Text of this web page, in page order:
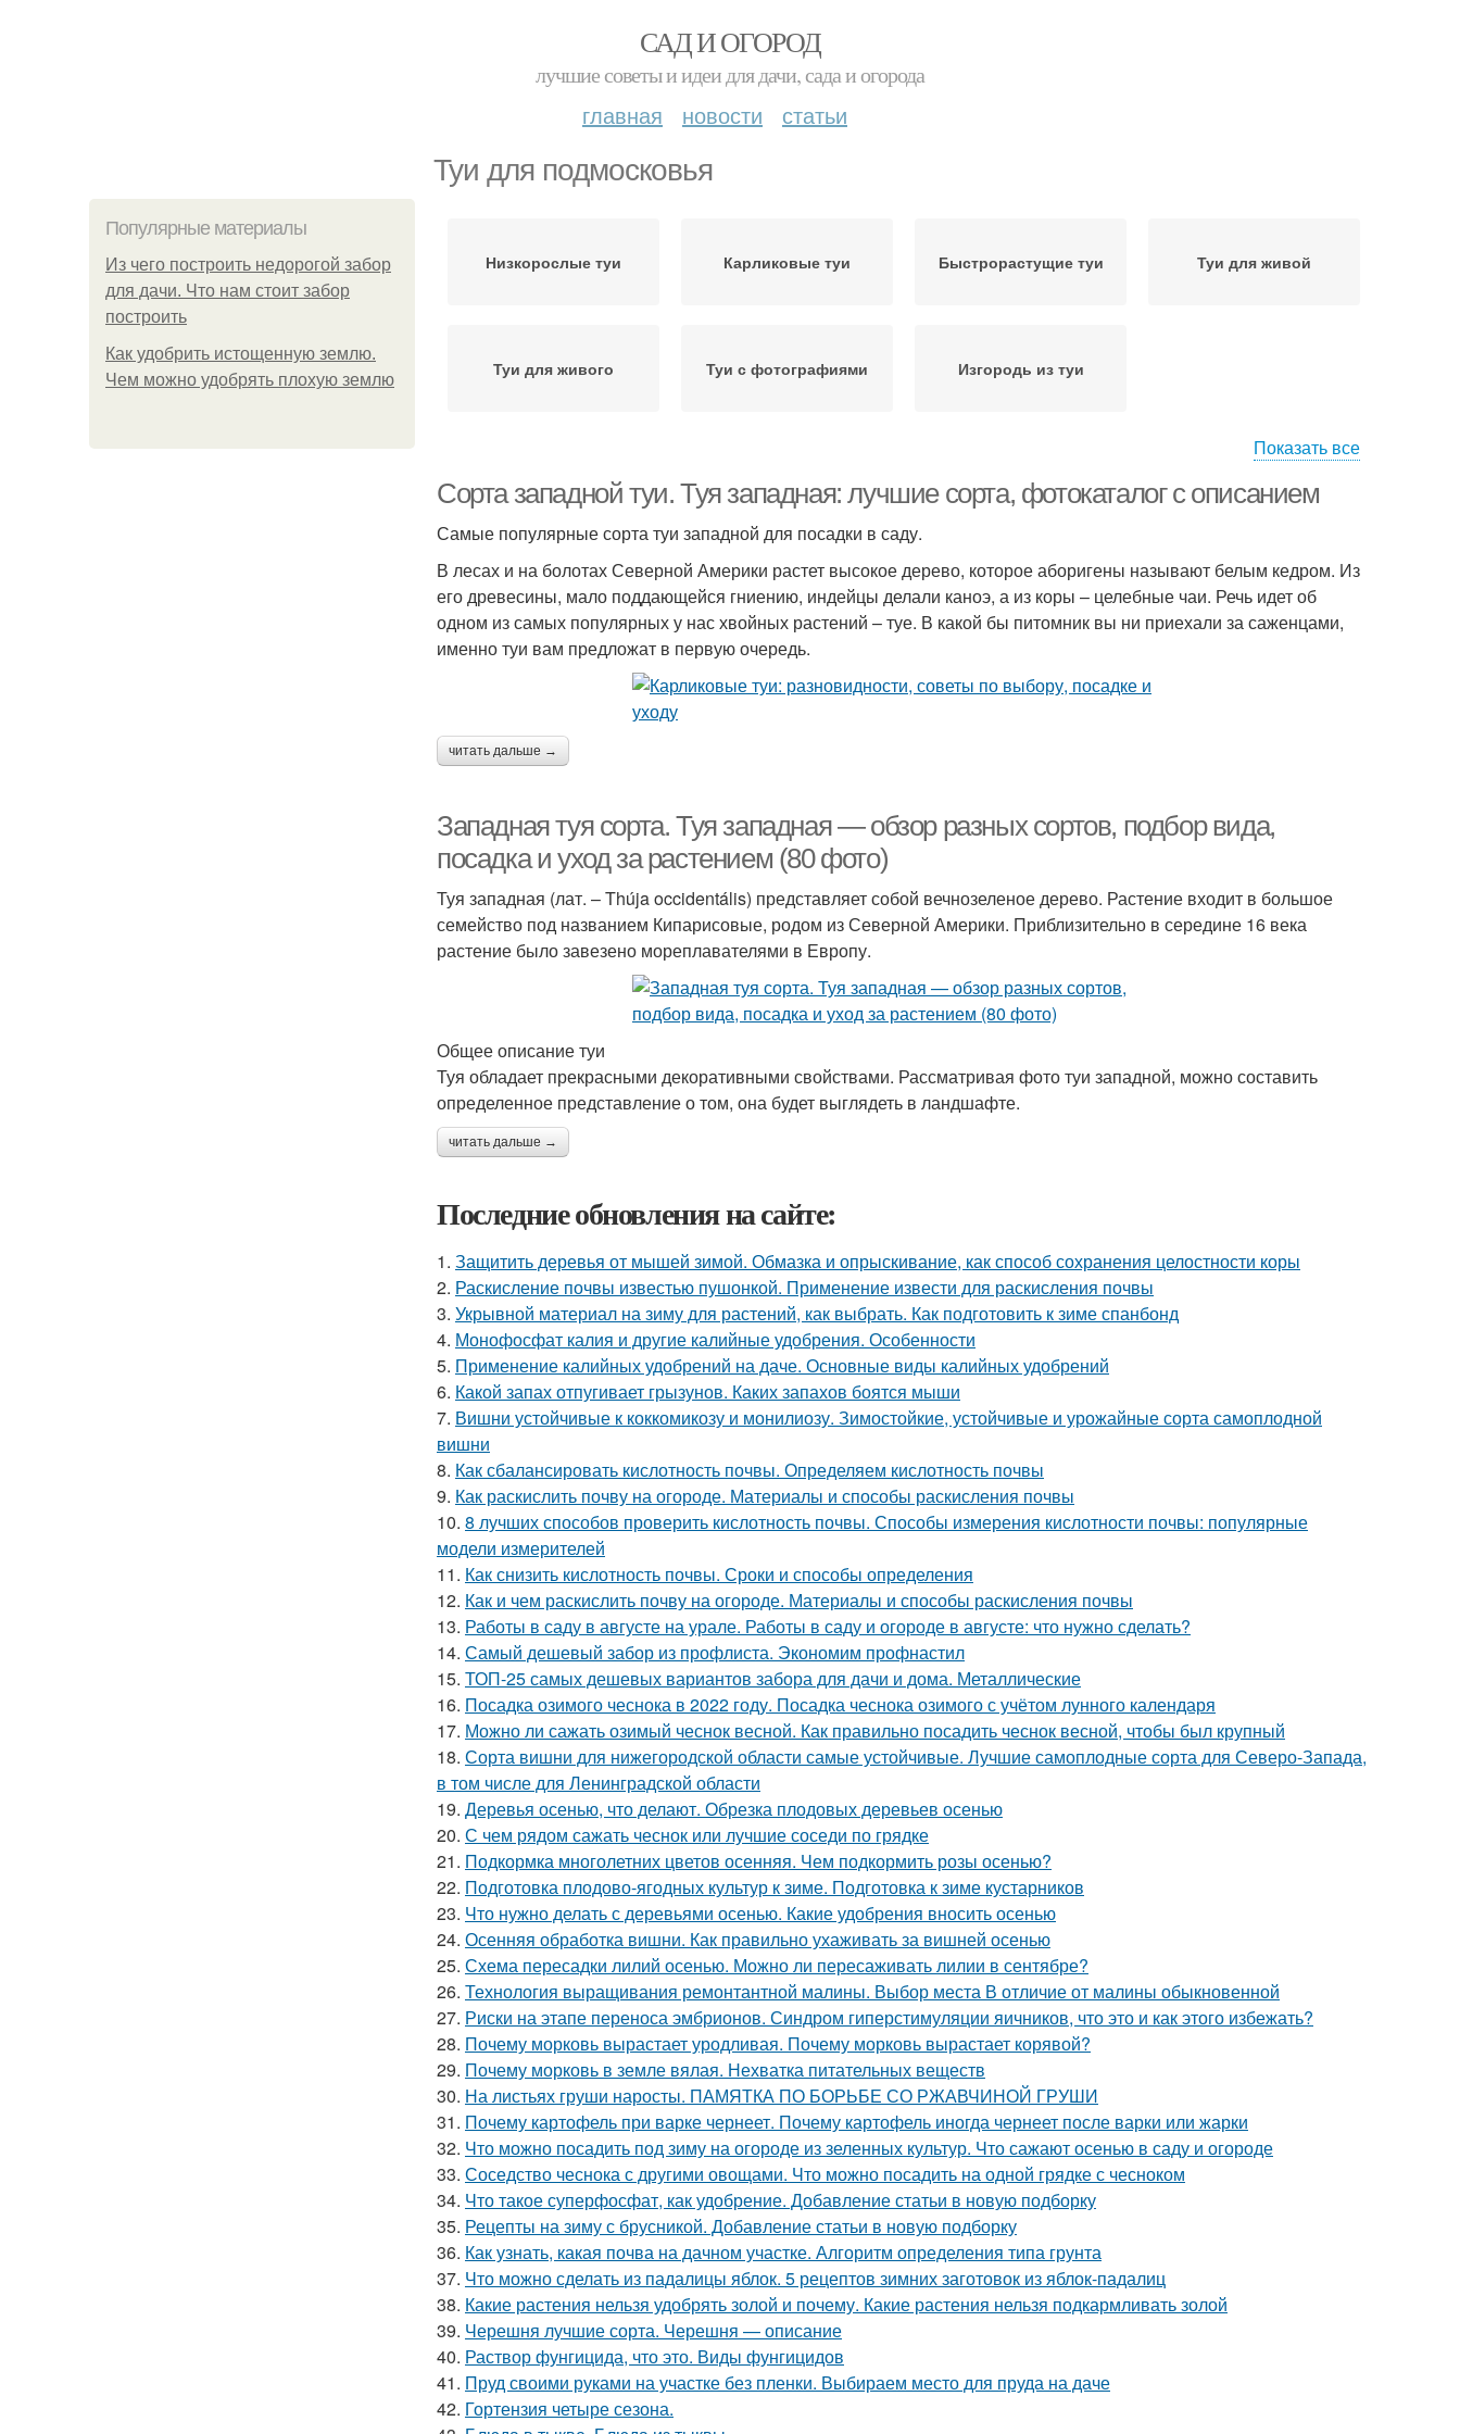
САД И ОГОРОД
лучшие советы и идеи для дачи, сада и огорода
главная новости статьи
Туи для подмосковья
Популярные материалы
Из чего построить недорогой забор
для дачи. Что нам стоит забор
построить
Как удобрить истощенную землю.
Чем можно удобрять плохую землю
Низкорослые туи Карликовые туи Быстрорастущие туи Туи для живой
Туи для живого Туи с фотографиями Изгородь из туи
Показать все
Сорта западной туи. Туя западная: лучшие сорта, фотокаталог с описанием
Самые популярные сорта туи западной для посадки в саду.
В лесах и на болотах Северной Америки растет высокое дерево, которое аборигены называют белым кедром. Из
его древесины, мало поддающейся гниению, индейцы делали каноэ, а из коры – целебные чаи. Речь идет об
одном из самых популярных у нас хвойных растений – туе. В какой бы питомник вы ни приехали за саженцами,
именно туи вам предложат в первую очередь.
читать дальше →
Западная туя сорта. Туя западная — обзор разных сортов, подбор вида,
посадка и уход за растением (80 фото)
Туя западная (лат. – Thúja occidentális) представляет собой вечнозеленое дерево. Растение входит в большое
семейство под названием Кипарисовые, родом из Северной Америки. Приблизительно в середине 16 века
растение было завезено мореплавателями в Европу.
Общее описание туи
Туя обладает прекрасными декоративными свойствами. Рассматривая фото туи западной, можно составить
определенное представление о том, она будет выглядеть в ландшафте.
читать дальше →
Последние обновления на сайте:
1. Защитить деревья от мышей зимой. Обмазка и опрыскивание, как способ сохранения целостности коры
2. Раскисление почвы известью пушонкой. Применение извести для раскисления почвы
3. Укрывной материал на зиму для растений, как выбрать. Как подготовить к зиме спанбонд
4. Монофосфат калия и другие калийные удобрения. Особенности
5. Применение калийных удобрений на даче. Основные виды калийных удобрений
6. Какой запах отпугивает грызунов. Каких запахов боятся мыши
7. Вишни устойчивые к коккомикозу и монилиозу. Зимостойкие, устойчивые и урожайные сорта самоплодной
вишни
8. Как сбалансировать кислотность почвы. Определяем кислотность почвы
9. Как раскислить почву на огороде. Материалы и способы раскисления почвы
10. 8 лучших способов проверить кислотность почвы. Способы измерения кислотности почвы: популярные
модели измерителей
11. Как снизить кислотность почвы. Сроки и способы определения
12. Как и чем раскислить почву на огороде. Материалы и способы раскисления почвы
13. Работы в саду в августе на урале. Работы в саду и огороде в августе: что нужно сделать?
14. Самый дешевый забор из профлиста. Экономим профнастил
15. ТОП-25 самых дешевых вариантов забора для дачи и дома. Металлические
16. Посадка озимого чеснока в 2022 году. Посадка чеснока озимого с учётом лунного календаря
17. Можно ли сажать озимый чеснок весной. Как правильно посадить чеснок весной, чтобы был крупный
18. Сорта вишни для нижегородской области самые устойчивые. Лучшие самоплодные сорта для Северо-Запада,
в том числе для Ленинградской области
19. Деревья осенью, что делают. Обрезка плодовых деревьев осенью
20. С чем рядом сажать чеснок или лучшие соседи по грядке
21. Подкормка многолетних цветов осенняя. Чем подкормить розы осенью?
22. Подготовка плодово-ягодных культур к зиме. Подготовка к зиме кустарников
23. Что нужно делать с деревьями осенью. Какие удобрения вносить осенью
24. Осенняя обработка вишни. Как правильно ухаживать за вишней осенью
25. Схема пересадки лилий осенью. Можно ли пересаживать лилии в сентябре?
26. Технология выращивания ремонтантной малины. Выбор места В отличие от малины обыкновенной
27. Риски на этапе переноса эмбрионов. Синдром гиперстимуляции яичников, что это и как этого избежать?
28. Почему морковь вырастает уродливая. Почему морковь вырастает корявой?
29. Почему морковь в земле вялая. Нехватка питательных веществ
30. На листьях груши наросты. ПАМЯТКА ПО БОРЬБЕ СО РЖАВЧИНОЙ ГРУШИ
31. Почему картофель при варке чернеет. Почему картофель иногда чернеет после варки или жарки
32. Что можно посадить под зиму на огороде из зеленных культур. Что сажают осенью в саду и огороде
33. Соседство чеснока с другими овощами. Что можно посадить на одной грядке с чесноком
34. Что такое суперфосфат, как удобрение. Добавление статьи в новую подборку
35. Рецепты на зиму с брусникой. Добавление статьи в новую подборку
36. Как узнать, какая почва на дачном участке. Алгоритм определения типа грунта
37. Что можно сделать из падалицы яблок. 5 рецептов зимних заготовок из яблок-падалиц
38. Какие растения нельзя удобрять золой и почему. Какие растения нельзя подкармливать золой
39. Черешня лучшие сорта. Черешня — описание
40. Раствор фунгицида, что это. Виды фунгицидов
41. Пруд своими руками на участке без пленки. Выбираем место для пруда на даче
42. Гортензия четыре сезона.